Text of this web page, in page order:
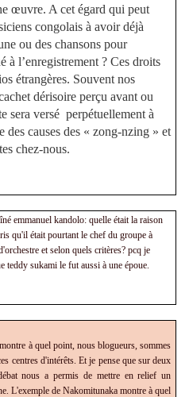
œuvre. A cet égard qui peut
congolais à avoir déjà
ou des chansons pour
à l’enregistrement ? Ces droits
étrangères. Souvent nos
dérisoire perçu avant ou
sera versé perpétuellement à
des causes des « zong-nzing » et
chez-nous.
emmanuel kandolo: quelle était la raison
qu'il était pourtant le chef du groupe à
et selon quels critères? pcq je
sukami le fut aussi à une époue.
à quel point, nous blogueurs, sommes
centres d'intérêts. Et je pense que sur deux
nous a permis de mettre en relief un
L'exemple de Nakomitunaka montre à quel